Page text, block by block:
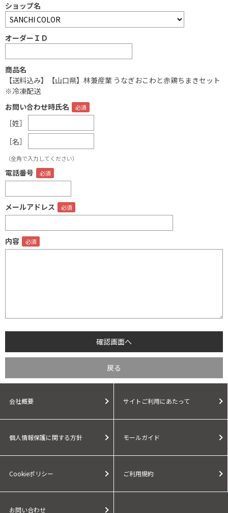
ショップ名
オーダーＩＤ
商品名
【送料込み】【山口県】林兼産業 うなぎおこわと赤鶏ちまきセット
※冷凍配送
お問い合わせ時氏名
［姓］
［名］
（全角で入力してください）
電話番号
メールアドレス
内容
会社概要 サイトご利用にあたって
個人情報保護に関する方針 モールガイド
Cookieポリシー ご利用規約
お問い合わせ